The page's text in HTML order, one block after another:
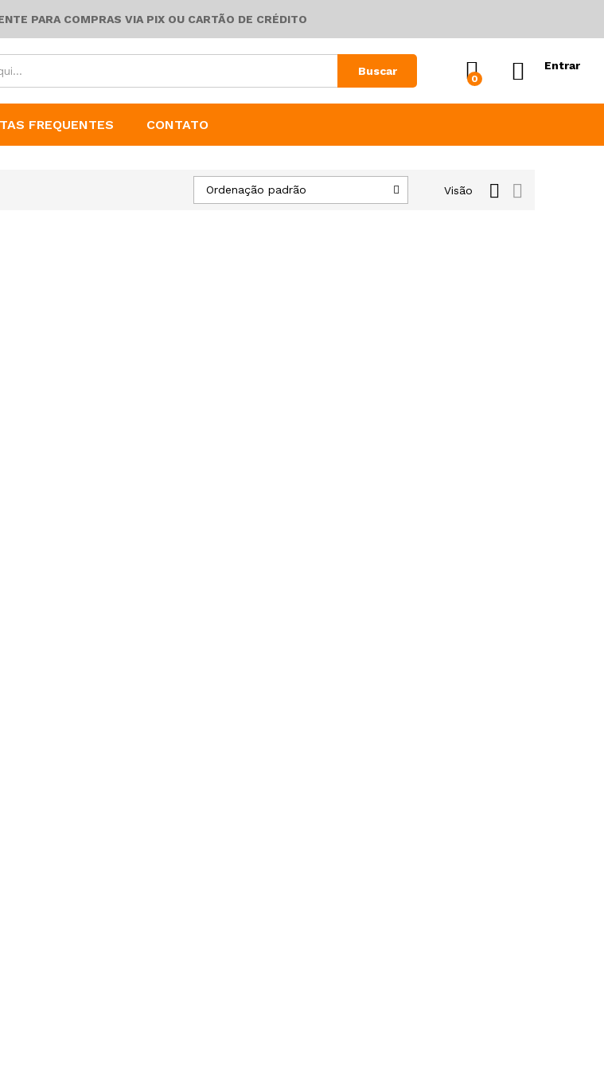
PARA COMPRAS VIA PIX OU CARTÃO DE CRÉDITO
Buscar
0
Entrar
FREQUENTES CONTATO
Visão
Ordenação padrão